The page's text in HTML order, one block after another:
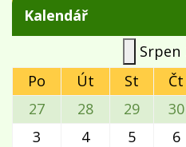
Kalendář
Srpen
Po
Út St Čt
27
28 29 30
3
4 5 6